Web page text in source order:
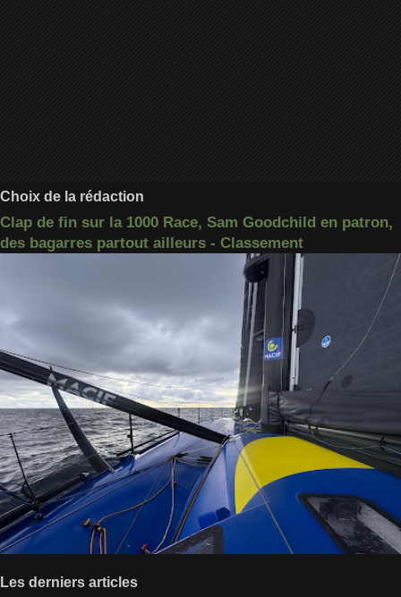
Choix de la rédaction
Clap de fin sur la 1000 Race, Sam Goodchild en patron,
des bagarres partout ailleurs - Classement
Les derniers articles